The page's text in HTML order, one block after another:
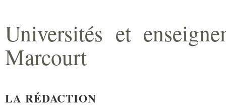
Universités et
Marcourt
LA RÉDACTION